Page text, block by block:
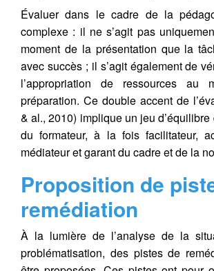
Évaluer dans le cadre de la
complexe : il ne s’agit pas
moment de la présentation que la
avec succès ; il s’agit également de
l’appropriation de ressources au
préparation. Ce double accent de
& al., 2010) implique un jeu
du formateur, à la fois facilitateur,
médiateur et garant du cadre et de la
Proposition de
remédiation
À la lumière de l’analyse de la
problématisation, des pistes de